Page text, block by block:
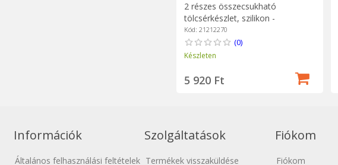
2 részes összecsukható
tölcsérkészlet, szilikon -
Westmark
Kód: 21212270
(0)
Készleten
5 920 Ft
Információk
Általános felhasználási feltételek
Szolgáltatások
Termékek visszaküldése
Fiókom
Fiókom